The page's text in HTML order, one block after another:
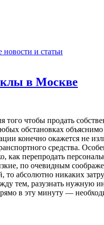
и статьи
в Москве
того чтобы продать
обстановках
конечно окажется не
средства.
как перепродать
по очевидным
то абсолютно никаких
тем, разузнать нужную
в эту минуту —